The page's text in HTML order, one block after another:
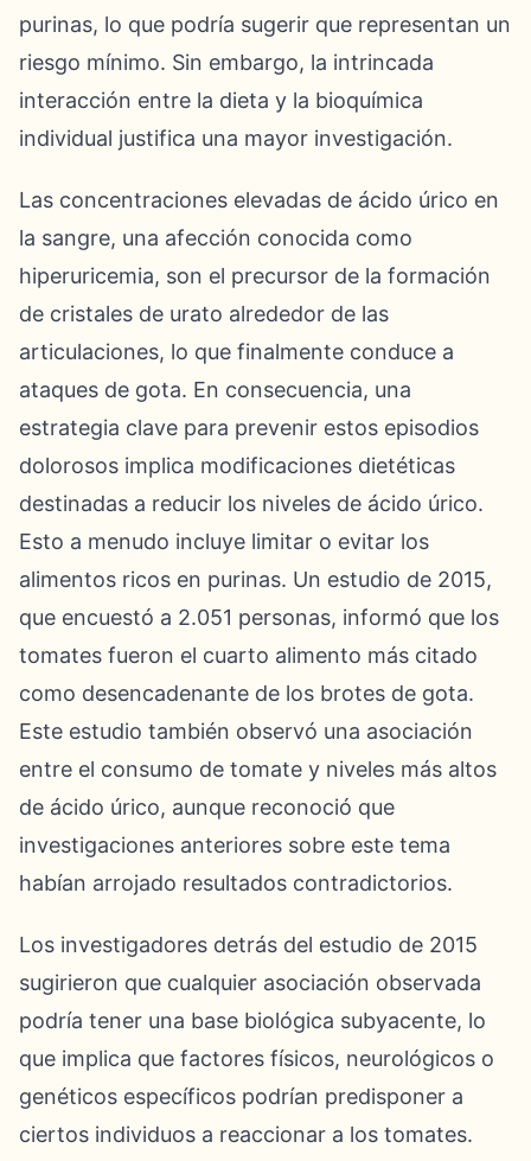
purinas, lo que podría sugerir que representan un
riesgo mínimo. Sin embargo, la intrincada
interacción entre la dieta y la bioquímica
individual justifica una mayor investigación.
Las concentraciones elevadas de ácido úrico en
la sangre, una afección conocida como
hiperuricemia, son el precursor de la formación
de cristales de urato alrededor de las
articulaciones, lo que finalmente conduce a
ataques de gota. En consecuencia, una
estrategia clave para prevenir estos episodios
dolorosos implica modificaciones dietéticas
destinadas a reducir los niveles de ácido úrico.
Esto a menudo incluye limitar o evitar los
alimentos ricos en purinas. Un estudio de 2015,
que encuestó a 2.051 personas, informó que los
tomates fueron el cuarto alimento más citado
como desencadenante de los brotes de gota.
Este estudio también observó una asociación
entre el consumo de tomate y niveles más altos
de ácido úrico, aunque reconoció que
investigaciones anteriores sobre este tema
habían arrojado resultados contradictorios.
Los investigadores detrás del estudio de 2015
sugirieron que cualquier asociación observada
podría tener una base biológica subyacente, lo
que implica que factores físicos, neurológicos o
genéticos específicos podrían predisponer a
ciertos individuos a reaccionar a los tomates.